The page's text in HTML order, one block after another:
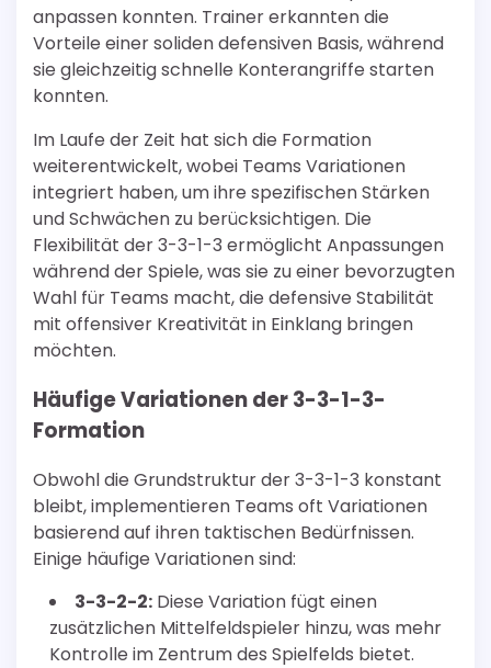
anpassen konnten. Trainer erkannten die
Vorteile einer soliden defensiven Basis, während
sie gleichzeitig schnelle Konterangriffe starten
konnten.
Im Laufe der Zeit hat sich die Formation
weiterentwickelt, wobei Teams Variationen
integriert haben, um ihre spezifischen Stärken
und Schwächen zu berücksichtigen. Die
Flexibilität der 3-3-1-3 ermöglicht Anpassungen
während der Spiele, was sie zu einer bevorzugten
Wahl für Teams macht, die defensive Stabilität
mit offensiver Kreativität in Einklang bringen
möchten.
Häufige Variationen der 3-3-1-3-
Formation
Obwohl die Grundstruktur der 3-3-1-3 konstant
bleibt, implementieren Teams oft Variationen
basierend auf ihren taktischen Bedürfnissen.
Einige häufige Variationen sind:
3-3-2-2: Diese Variation fügt einen
zusätzlichen Mittelfeldspieler hinzu, was mehr
Kontrolle im Zentrum des Spielfelds bietet.